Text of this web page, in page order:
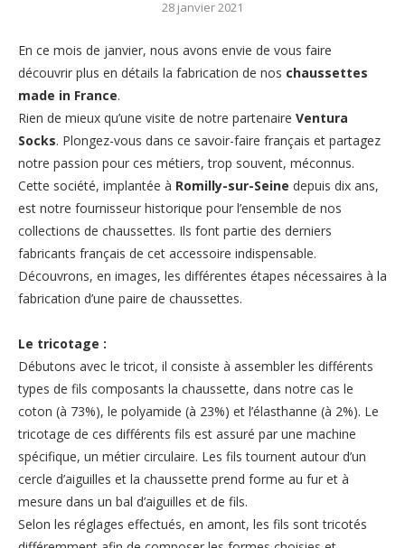
28 janvier 2021
En ce mois de janvier, nous avons envie de vous faire
découvrir plus en détails la fabrication de nos chaussettes
made in France.
Rien de mieux qu’une visite de notre partenaire Ventura
Socks. Plongez-vous dans ce savoir-faire français et partagez
notre passion pour ces métiers, trop souvent, méconnus.
Cette société, implantée à Romilly-sur-Seine depuis dix ans,
est notre fournisseur historique pour l’ensemble de nos
collections de chaussettes. Ils font partie des derniers
fabricants français de cet accessoire indispensable.
Découvrons, en images, les différentes étapes nécessaires à la
fabrication d’une paire de chaussettes.
Le tricotage :
Débutons avec le tricot, il consiste à assembler les différents
types de fils composants la chaussette, dans notre cas le
coton (à 73%), le polyamide (à 23%) et l’élasthanne (à 2%). Le
tricotage de ces différents fils est assuré par une machine
spécifique, un métier circulaire. Les fils tournent autour d’un
cercle d’aiguilles et la chaussette prend forme au fur et à
mesure dans un bal d’aiguilles et de fils.
Selon les réglages effectués, en amont, les fils sont tricotés